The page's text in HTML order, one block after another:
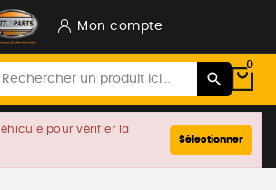
Mon compte
0
pour vérifier la
Sélectionner